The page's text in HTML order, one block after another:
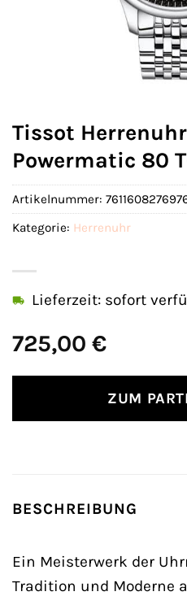
Tissot Herrenuhr
Powermatic 80
725,00 €
Lieferzeit: sofort
ZUM
Artikelnummer:
Kategorie: Herrenuhr
BESCHREIBUNG
Ein Meisterwerk der
Tradition und Moderne